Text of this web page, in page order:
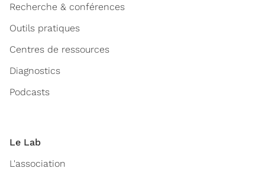
Recherche & conférences
Outils pratiques
Centres de ressources
Diagnostics
Podcasts
Le Lab
L'association